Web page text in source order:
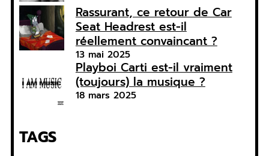
Rassurant, ce retour de Car
Seat Headrest est-il
réellement convaincant ?
13 mai 2025
Playboi Carti est-il vraiment
(toujours) la musique ?
18 mars 2025
TAGS